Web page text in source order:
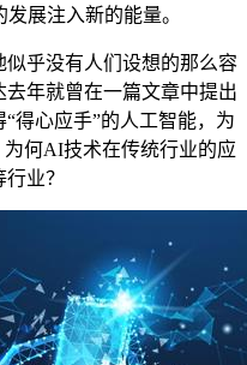
展注入新的能量。
乎没有人们设想的那么容
年就曾在一篇文章中提出
得心应手”的人工智能，为
何AI技术在传统行业的应
业？